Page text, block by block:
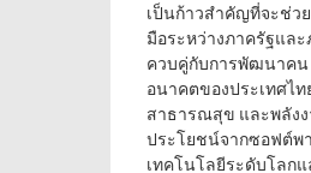
เป็นก้าวสำคัญที่จะช่ว
มือระหว่างภาครัฐแล
ควบคู่กับการพัฒนาคน
อนาคตของประเทศไ
สาธารณสุข และพลังง
ประโยชน์จากซอฟต์พ
เทคโนโลยีระดับโลก